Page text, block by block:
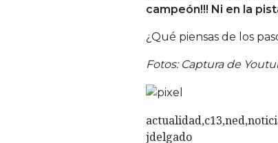
campeón!!! Ni en la
¿Qué piensas de los
Fotos: Captura de
jdelgado